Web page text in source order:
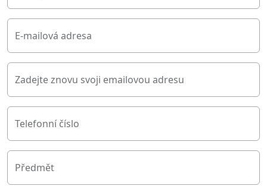
E-mailová adresa
Zadejte znovu svoji emailovou adresu
Telefonní číslo
Předmět